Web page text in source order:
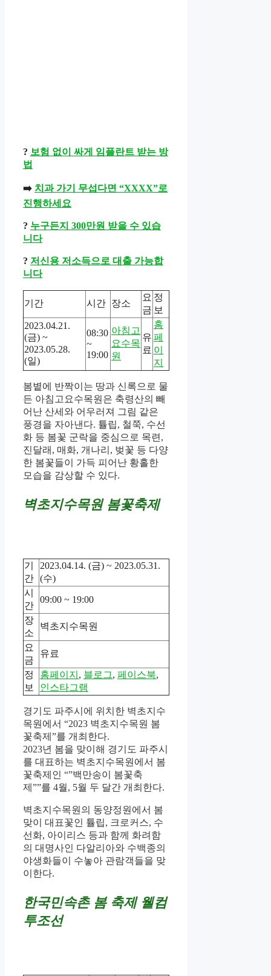
? 보험 없이 싸게 임플란트 받는 방
법
➡️ 치과 가기 무섭다면 “XXXX”로
진행하세요
? 누구든지 300만원 받을 수 있습
니다
? 저신용 저소득으로 대출 가능합
니다
기간 시간 장소
요
금
정
보
2023.04.21.
(금) ~
2023.05.28.
(일)
08:30
~
19:00
아침고
요수목
원
유
료
홈
페
이
지
봄볕에 반짝이는 땅과 신록으로 물
든 아침고요수목원은 축령산의 빼
어난 산세와 어우러져 그림 같은
풍경을 자아낸다. 튤립, 철쭉, 수선
화 등 봄꽃 군락을 중심으로 목련,
진달래, 매화, 개나리, 벚꽃 등 다양
한 봄꽃들이 가득 피어난 황홀한
모습을 감상할 수 있다.
벽초지수목원 봄꽃축제
기
간
2023.04.14. (금) ~ 2023.05.31.
(수)
시
간
09:00 ~ 19:00
장
소
벽초지수목원
요
금
유료
정
보
홈페이지 , 블로그, 페이스북,
인스타그램
경기도 파주시에 위치한 벽초지수
목원에서 “2023 벽초지수목원 봄
꽃축제”를 개최한다.
2023년 봄을 맞이해 경기도 파주시
를 대표하는 벽초지수목원에서 봄
꽃축제인 “”백만송이 봄꽃축
제””를 4월, 5월 두 달간 개최한다.
벽초지수목원의 동양정원에서 봄
맞이 대표꽃인 튤립, 크로커스, 수
선화, 아이리스 등과 함께 화려함
의 대명사인 다알리아와 수백종의
야생화들이 수놓아 관람객들을 맞
이한다.
한국민속촌 봄 축제 웰컴
투조선